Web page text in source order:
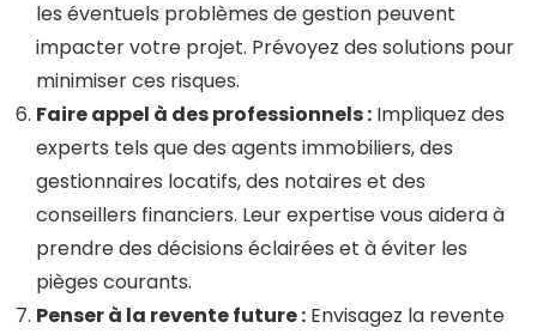
les éventuels problèmes de gestion peuvent
impacter votre projet. Prévoyez des solutions pour
minimiser ces risques.
Faire appel à des professionnels : Impliquez des
experts tels que des agents immobiliers, des
gestionnaires locatifs, des notaires et des
conseillers financiers. Leur expertise vous aidera à
prendre des décisions éclairées et à éviter les
pièges courants.
Penser à la revente future : Envisagez la revente